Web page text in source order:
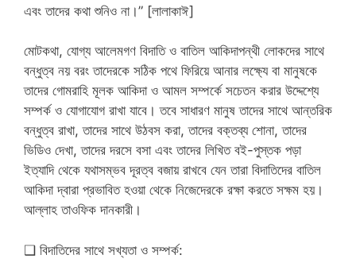
এবং তাদের কথা শুনিও না।” [লালাকাঈ]
মোটকথা, যোগ্য আলেমগণ বিদাতি ও বাতিল আকিদাপন্থী লোকদের সাথে
বন্ধুত্ব নয় বরং তাদেরকে সঠিক পথে ফিরিয়ে আনার লক্ষ্যে বা মানুষকে
তাদের গোমরাহি মূলক আকিদা ও আমল সম্পর্কে সচেতন করার উদ্দেশ্যে
সম্পর্ক ও যোগাযোগ রাখা যাবে। তবে সাধারণ মানুষ তাদের সাথে আন্তরিক
বন্ধুত্ব রাখা, তাদের সাথে উঠবস করা, তাদের বক্তব্য শোনা, তাদের
ভিডিও দেখা, তাদের দরসে বসা এবং তাদের লিখিত বই-পুস্তক পড়া
ইত্যাদি থেকে যথাসম্ভব দূরত্ব বজায় রাখবে যেন তারা বিদাতিদের বাতিল
আকিদা দ্বারা প্রভাবিত হওয়া থেকে নিজেদেরকে রক্ষা করতে সক্ষম হয়।
আল্লাহ তাওফিক দানকারী।
❑ বিদাতিদের সাথে সখ্যতা ও সম্পর্ক: